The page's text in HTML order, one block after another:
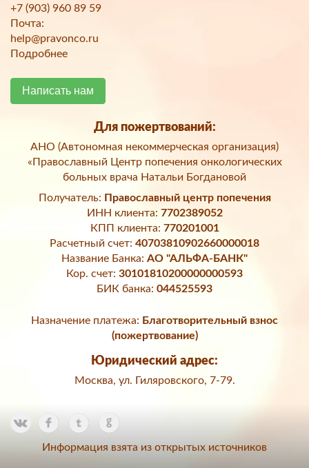
+7 (903) 960 89 59
Почта:
help@pravonco.ru
Подробнее
Написать нам
Для пожертвований:
АНО (Автономная некоммерческая организация)
«Православный Центр попечения онкологических
больных врача Натальи Богдановой
Получатель: Православный центр попечения
ИНН клиента: 7702389052
КПП клиента: 770201001
Расчетный счет: 40703810902660000018
Название Банка: АО "АЛЬФА-БАНК"
Кор. счет: 30101810200000000593
БИК банка: 044525593
Назначение платежа: Благотворительный взнос
(пожертвование)
Юридический адрес:
Москва, ул. Гиляровского, 7-79.
Информация взята из открытых источников